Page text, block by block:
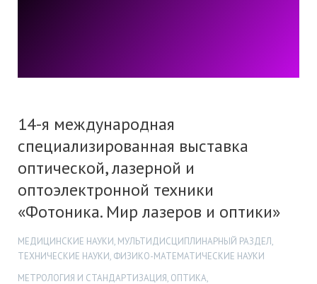
14-я международная
специализированная выставка
оптической, лазерной и
оптоэлектронной техники
«Фотоника. Мир лазеров и оптики»
МЕДИЦИНСКИЕ НАУКИ, МУЛЬТИДИСЦИПЛИНАРНЫЙ РАЗДЕЛ,
ТЕХНИЧЕСКИЕ НАУКИ, ФИЗИКО-МАТЕМАТИЧЕСКИЕ НАУКИ
МЕТРОЛОГИЯ И СТАНДАРТИЗАЦИЯ, ОПТИКА,